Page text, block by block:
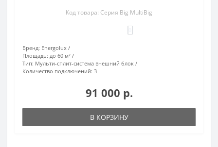
Код товара: Серия Big MultiBig
Бренд: Energolux
Площадь: до 60 м²
Тип: Мульти-сплит-система внешний блок
Количество подключений: 3
91 000 р.
В КОРЗИНУ